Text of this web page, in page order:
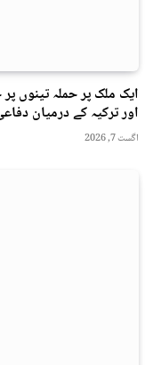
ایک ملک پر حملہ تینوں
اور ترکیہ کے درمیان
اگست 7, 2026